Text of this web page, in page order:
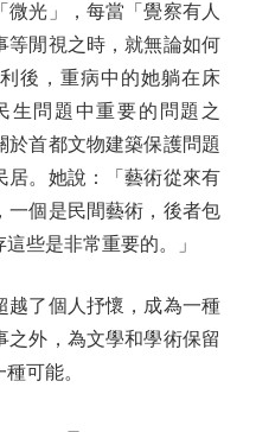
光」，每當「覺察有人
等閒視之時，就無論如何
後，重病中的她躺在床
生問題中重要的問題之
於首都文物建築保護問題
居。她說：「藝術從來有
一個是民間藝術，後者包
些是非常重要的。」
了個人抒懷，成為一種
外，為文學和學術保留
可能。